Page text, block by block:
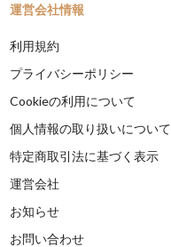
運営会社情報
利用規約
プライバシーポリシー
Cookieの利用について
個人情報の取り扱いについて
特定商取引法に基づく表示
運営会社
お知らせ
お問い合わせ